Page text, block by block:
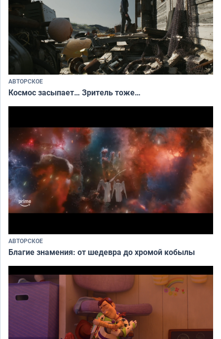
АВТОРСКОЕ
Космос засыпает… Зритель тоже…
АВТОРСКОЕ
Благие знамения: от шедевра до хромой кобылы